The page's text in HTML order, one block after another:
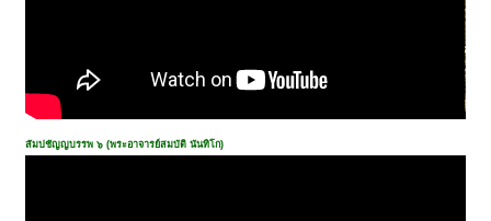
สัมปชัญญบรรพ ๖ (พระอาจารย์สมบัติ นันทิโก)